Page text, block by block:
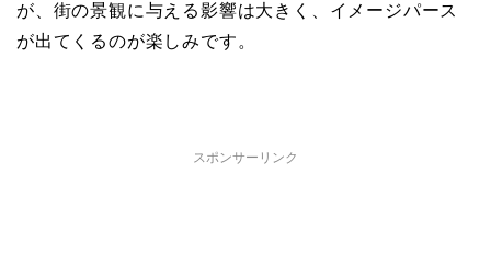
が、街の景観に与える影響は大きく、イメージパース
が出てくるのが楽しみです。
スポンサーリンク